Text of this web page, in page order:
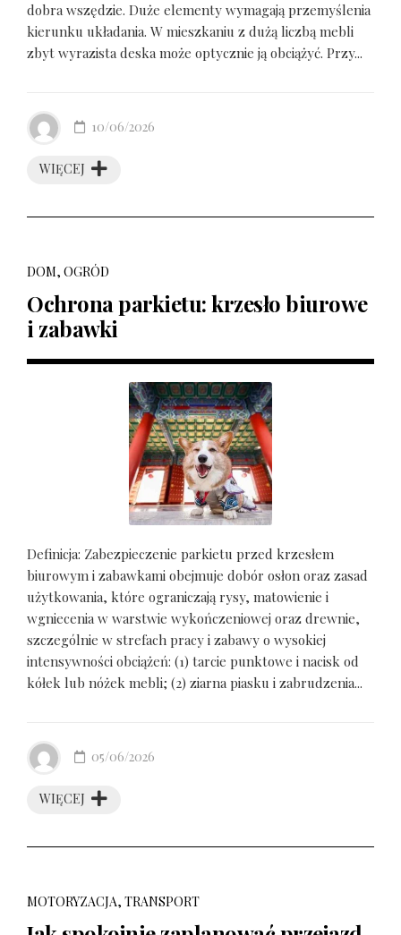
dobra wszędzie. Duże elementy wymagają przemyślenia
kierunku układania. W mieszkaniu z dużą liczbą mebli
zbyt wyrazista deska może optycznie ją obciążyć. Przy...
WIĘCEJ
10/06/2026
DOM, OGRÓD
Ochrona parkietu: krzesło biurowe
i zabawki
Definicja: Zabezpieczenie parkietu przed krzesłem
biurowym i zabawkami obejmuje dobór osłon oraz zasad
użytkowania, które ograniczają rysy, matowienie i
wgniecenia w warstwie wykończeniowej oraz drewnie,
szczególnie w strefach pracy i zabawy o wysokiej
intensywności obciążeń: (1) tarcie punktowe i nacisk od
kółek lub nóżek mebli; (2) ziarna piasku i zabrudzenia...
WIĘCEJ
05/06/2026
MOTORYZACJA, TRANSPORT